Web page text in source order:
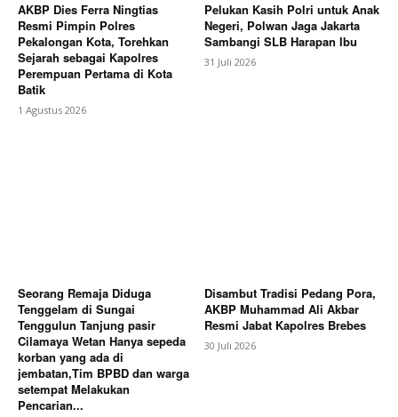
AKBP Dies Ferra Ningtias
Resmi Pimpin Polres
Pekalongan Kota, Torehkan
Sejarah sebagai Kapolres
Perempuan Pertama di Kota
Batik
1 Agustus 2026
Pelukan Kasih Polri untuk Anak
Negeri, Polwan Jaga Jakarta
Sambangi SLB Harapan Ibu
31 Juli 2026
Seorang Remaja Diduga
Tenggelam di Sungai
Tenggulun Tanjung pasir
Cilamaya Wetan Hanya sepeda
korban yang ada di
jembatan,Tim BPBD dan warga
setempat Melakukan
Pencarian...
Disambut Tradisi Pedang Pora,
AKBP Muhammad Ali Akbar
Resmi Jabat Kapolres Brebes
30 Juli 2026